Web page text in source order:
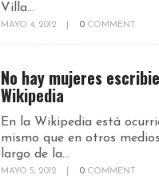
Villa...
MAYO 4, 2012 0 COMMENT
No hay mujeres
Wikipedia
En la Wikipedia está
mismo que en otros
largo de la...
MAYO 5, 2012 0 COMMENT